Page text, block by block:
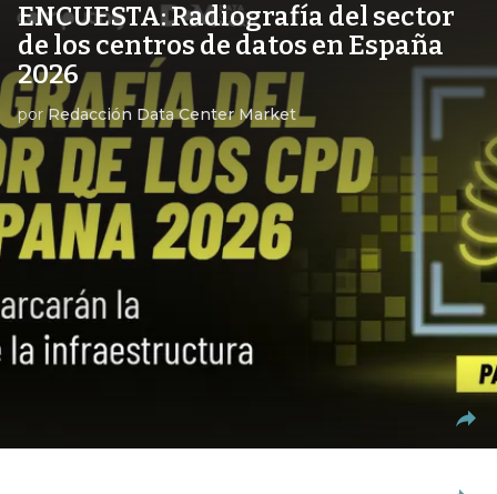
ENCUESTA: Radiografía del sector
de los centros de datos en España
2026
porRedacción Data Center Market